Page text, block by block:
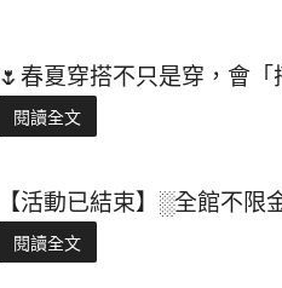
🌷春夏穿搭不只是穿，會
閱讀全文
【活動已結束】░全館不限
閱讀全文